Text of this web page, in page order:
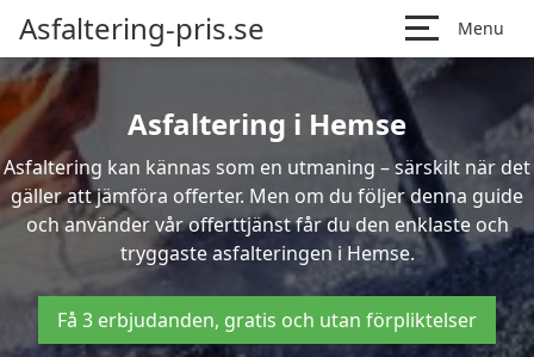
Asfaltering-pris.se Menu
Asfaltering i Hemse
Asfaltering kan kännas som en utmaning – särskilt när det
gäller att jämföra offerter. Men om du följer denna guide
och använder vår offerttjänst får du den enklaste och
tryggaste asfalteringen i Hemse.
Få 3 erbjudanden, gratis och utan förpliktelser